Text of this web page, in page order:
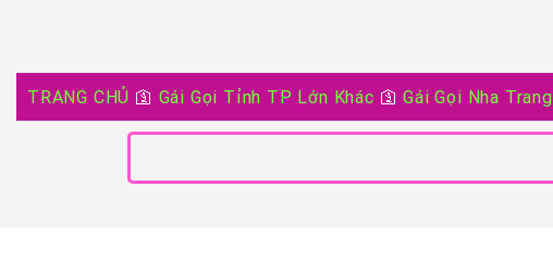
TRANG CHỦ 🛐 Gái Gọi Tỉnh TP Lớn Khác 🛐Gái Gọi Nha Trang